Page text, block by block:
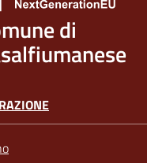
di